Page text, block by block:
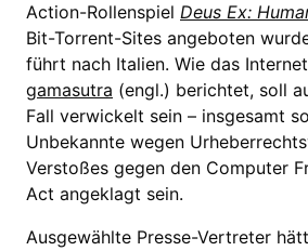
Action-Rollenspiel Deus Ex:
Bit-Torrent-Sites angeboten
führt nach Italien. Wie das
gamasutra (engl.) berichtet, soll
Fall verwickelt sein – insgesamt
Unbekannte wegen
Verstoßes gegen den Computer
Act angeklagt sein.
Ausgewählte Presse-Vertreter